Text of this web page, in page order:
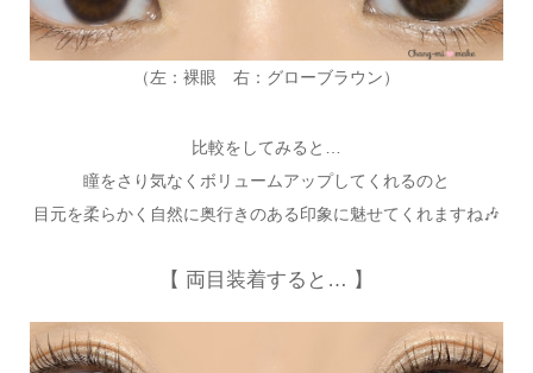
（左：裸眼 右：グローブラウン）
比較をしてみると…
瞳をさり気なくボリュームアップしてくれるのと
目元を柔らかく自然に奥行きのある印象に魅せてくれますね🎶
【 両目装着すると… 】